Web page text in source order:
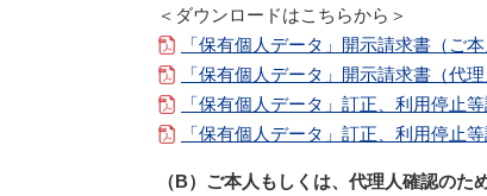
＜ダウンロードはこちらから＞
「保有個人データ」開示請求書（ご本
「保有個人データ」開示請求書（代理
「保有個人データ」訂正、利用停止
「保有個人データ」訂正、利用停止
（B）ご本人もしくは、代理人確認のた